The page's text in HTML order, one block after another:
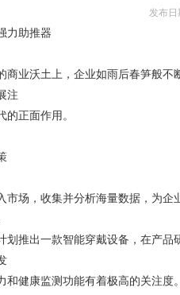
发布日
力助推器
商业沃土上，企业如雨后春笋般
注
的正面作用。
市场，收集并分析海量数据，为
划推出一款智能穿戴设备，在产
和健康监测功能有着极高的关注